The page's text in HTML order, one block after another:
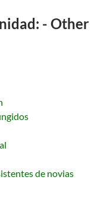
- Other
de novias